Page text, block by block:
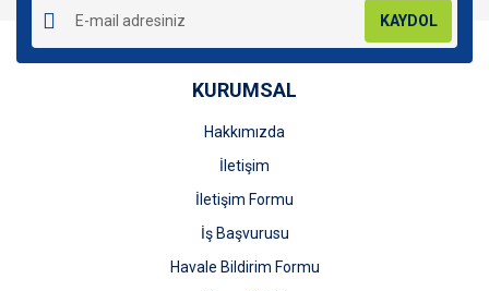
KAYDOL
KURUMSAL
Hakkımızda
İletişim
İletişim Formu
İş Başvurusu
Havale Bildirim Formu